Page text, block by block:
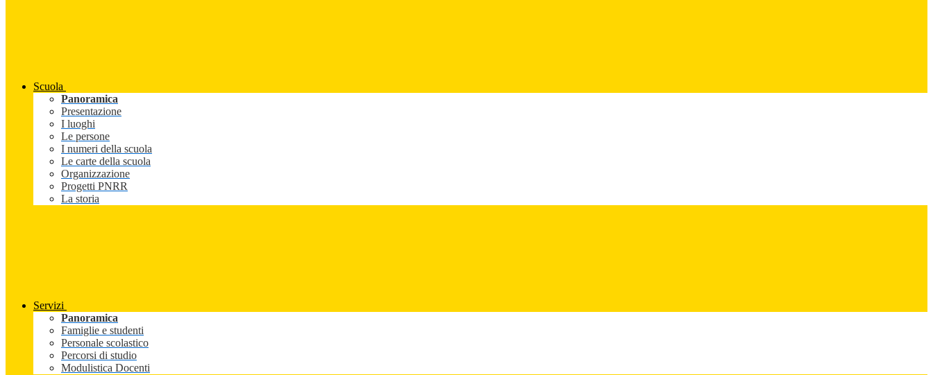
Scuola
Panoramica
Presentazione
I luoghi
Le persone
I numeri della scuola
Le carte della scuola
Organizzazione
Progetti PNRR
La storia
Servizi
Panoramica
Famiglie e studenti
Personale scolastico
Percorsi di studio
Modulistica Docenti